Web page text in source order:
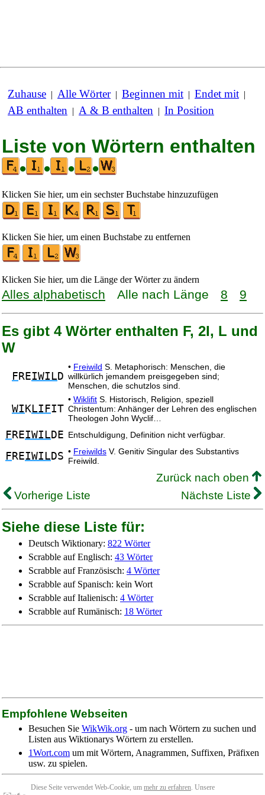
Zuhause | Alle Wörter| Beginnen mit | Endet mit |
AB enthalten | A & B enthalten | In Position
Liste von Wörtern enthalten
•
• • •
Klicken Sie hier, um ein sechster Buchstabe hinzuzufügen
Klicken Sie hier, um einen Buchstabe zu entfernen
Klicken Sie hier, um die Länge der Wörter zu ändern
Alles alphabetisch Alle nach Länge 8 9
Es gibt 4 Wörter enthalten F, 2I, L und
W
F REIWIL D
• Freiwild S. Metaphorisch: Menschen, die
willkürlich jemandem preisgegeben sind;
Menschen, die schutzlos sind.
WI KLIFIT
• Wiklifit S. Historisch, Religion, speziell
Christentum: Anhänger der Lehren des englischen
Theologen John Wyclif…
F REIWIL DE Entschuldigung, Definition nicht verfügbar.
F REIWIL DS • Freiwilds V. Genitiv Singular des Substantivs
Freiwild.
Zurück nach oben
Vorherige Liste
Nächste Liste
Siehe diese Liste für:
Deutsch Wiktionary: 822 Wörter
Scrabble auf Englisch: 43 Wörter
Scrabble auf Französisch: 4 Wörter
Scrabble auf Spanisch: kein Wort
Scrabble auf Italienisch: 4 Wörter
Scrabble auf Rumänisch: 18 Wörter
Empfohlene Webseiten
Besuchen Sie WikWik.org - um nach Wörtern zu suchen und
Listen aus Wiktionarys Wörtern zu erstellen.
1Wort.com um mit Wörtern, Anagrammen, Suffixen, Präfixen
usw. zu spielen.
Diese Seite verwendet Web-Cookie, um mehr zu erfahren. Unsere